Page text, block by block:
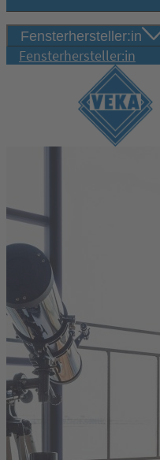
Fensterhersteller:in
Fensterhersteller:in